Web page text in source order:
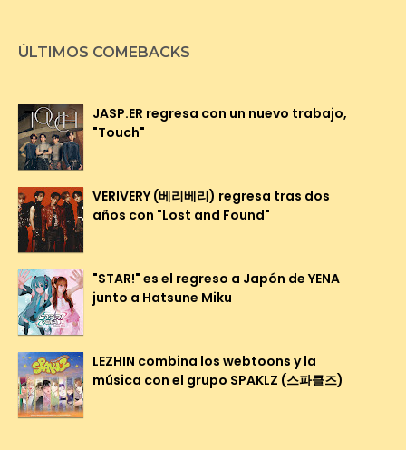
ÚLTIMOS COMEBACKS
JASP.ER regresa con un nuevo trabajo,
"Touch"
VERIVERY (베리베리) regresa tras dos
años con "Lost and Found"
"STAR!" es el regreso a Japón de YENA
junto a Hatsune Miku
LEZHIN combina los webtoons y la
música con el grupo SPAKLZ (스파클즈)